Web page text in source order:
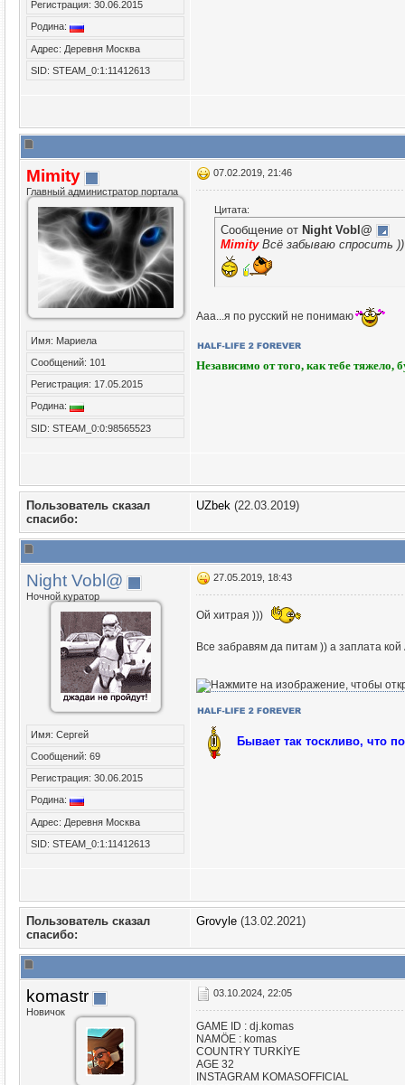
Регистрация: 30.06.2015
Родина:
Адрес: Деревня Москва
SID: STEAM_0:1:11412613
Mimity
Главный администратор портала
Имя: Мариела
Сообщений: 101
Регистрация: 17.05.2015
Родина:
SID: STEAM_0:0:98565523
07.02.2019, 21:46
Цитата:
Сообщение от Night Vobl@
MimityВсё забываю спросить
Ааа...я по русский не понимаю
Независимо от того, как тебе тяжело,
Пользователь сказал
cпасибо:
UZbek (22.03.2019)
Night Vobl@
Ночной куратор
Имя: Сергей
Сообщений: 69
Регистрация: 30.06.2015
Родина:
Адрес: Деревня Москва
SID: STEAM_0:1:11412613
27.05.2019, 18:43
Ой хитрая )))
Все забравям да питам )) а заплата
Бывает так тоскливо, что
Пользователь сказал
cпасибо:
Grovyle (13.02.2021)
komastr
Новичок
03.10.2024, 22:05
GAME ID : dj.komas
NAMÖE : komas
COUNTRY TURKİYE
AGE 32
INSTAGRAM KOMASOFFICIAL